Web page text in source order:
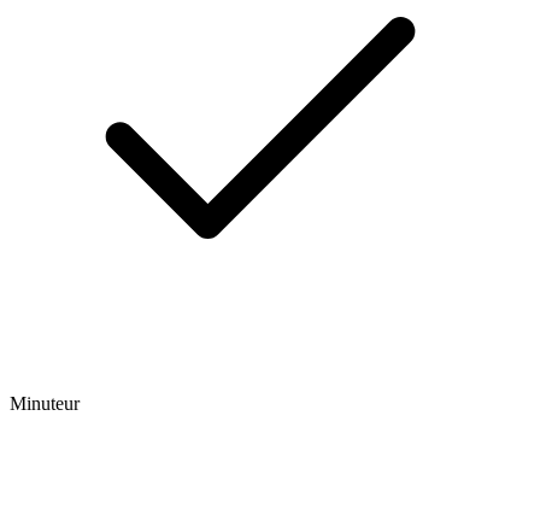
Minuteur